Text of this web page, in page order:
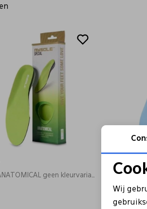
SPECIAL ANATOMICAL geen kleurvariant
Mysole
SPECIAL
26,50
Wij